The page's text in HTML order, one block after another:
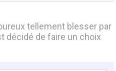
tellement blesser par
décidé de faire un choix